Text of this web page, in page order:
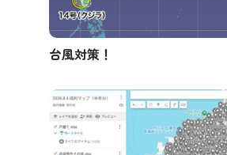
台風対策！